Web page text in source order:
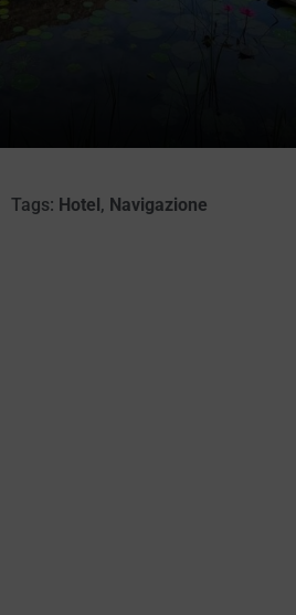
Tags: Hotel, Navigazione